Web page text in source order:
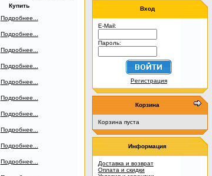
Купить
Подробнее...
Подробнее...
Подробнее...
Подробнее...
Подробнее...
Подробнее...
Подробнее...
Подробнее...
Подробнее...
Подробнее...
Вход
E-Mail:
Пароль:
Регистрация
Корзина
Корзина пуста
Информация
Доставка и возврат
Оплата и скидки